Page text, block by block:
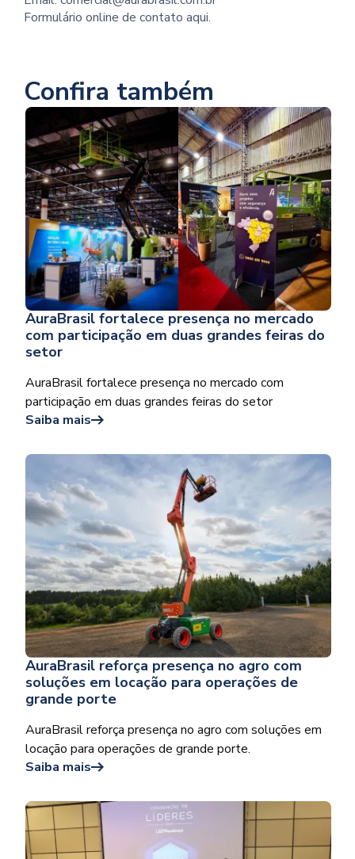
Formulário online de contato aqui.
Confira também
AuraBrasil fortalece presença no mercado
com participação em duas grandes feiras do
setor
AuraBrasil fortalece presença no mercado com
participação em duas grandes feiras do setor
Saiba mais
AuraBrasil reforça presença no agro com
soluções em locação para operações de
grande porte
AuraBrasil reforça presença no agro com soluções em
locação para operações de grande porte.
Saiba mais